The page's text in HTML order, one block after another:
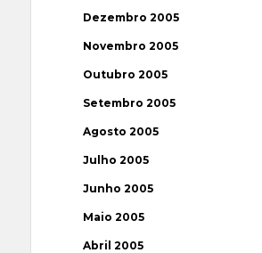
Dezembro 2005
Novembro 2005
Outubro 2005
Setembro 2005
Agosto 2005
Julho 2005
Junho 2005
Maio 2005
Abril 2005